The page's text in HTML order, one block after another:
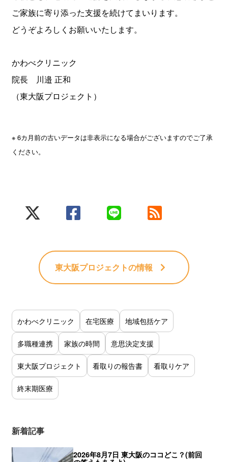
ご家族に寄り添った支援を続けてまいります。
どうぞよろしくお願いいたします。
かわべクリニック
院長 川邉 正和
（東大阪プロジェクト）
※ 6カ月前の古いデータは非表示になる場合がございますのでご了承
ください。
東大阪プロジェクトの情報
かわべクリニック 在宅医療 地域包括ケア
多職種連携 家族の時間 意思決定支援
東大阪プロジェクト 看取りの報告書 看取りケア
終末期医療
新着記事
2026年8月7日 東大阪のココどこ？(前回